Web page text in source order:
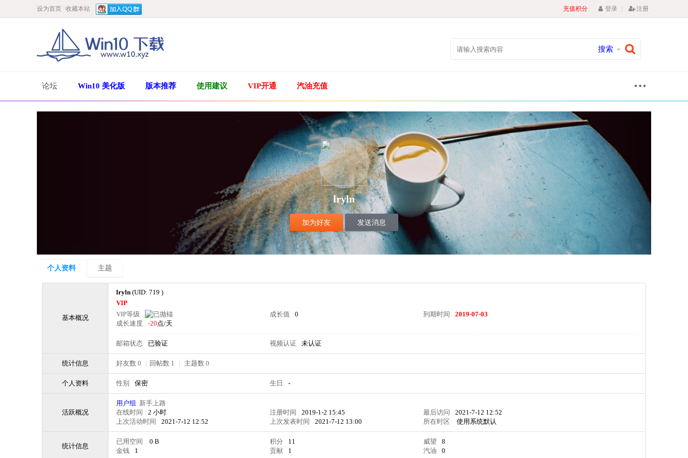
设为首页 收藏本站 充值积分 登录 | 注册
搜索
论坛 Win10 美化版 版本推荐 使用建议 VIP开通 汽油充值
lryln
加为好友 发送消息
个人资料 主题
基本概况
lryln (UID: 719 )
VIP
VIP等级
成长值 0 到期时间
2019-07-03
成长速度
-20点/天
邮箱状态 已验证 视频认证 未认证
统计信息 好友数 0 | 回帖数 1 | 主题数 0
个人资料 性别 保密 生日 -
活跃概况
用户组 新手上路
在线时间
2 小时 注册时间 2019-1-2 15:45 最后访问
2021-7-12 12:52
上次活动时间
2021-7-12 12:52 上次发表时间 2021-7-12 13:00 所在时区 使用系统默认
统计信息
已用空间 0 B 积分 11 威望
8
金钱
1 贡献 1 汽油 0